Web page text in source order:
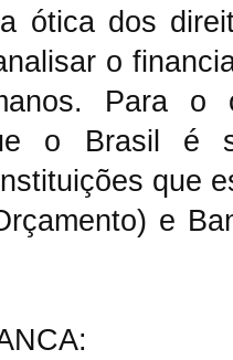
ótica dos
o
Para o
o Brasil é
que
e